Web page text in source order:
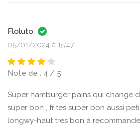
Floluto.
05/01/2024 à 15:47
Note de : 4 / 5
Super hamburger pains qui change
super bon , frites super bon aussi
longwy-haut très bon à